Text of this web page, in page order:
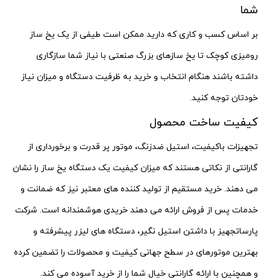
شما
بر اساس کسب و کاری که دارید ممکن است طیفی از یک یخ ساز
رومیزی کوچک تا یخ سازهای بزرگ صنعتی با نیاز شما سازگاری
داشته باشند هنگام انتخاب و خرید به ظرفیت دستگاه و میزان نیاز
خودتان توجه کنید.
کیفیت ساخت محصول
تجهیزات باکیفیت، استیل ضدزنگ، موتور پر قدرت و برخورداری از
گارانتی از نکاتی هستند که میزان کیفیت یک دستگاه یخ ساز را نشان
می دهند. خرید مستقیم از تولید کننده های معتبر نیز که ضمانت و
خدمات پس از فروش ارائه می دهند خریدی هوشمندانه است. شرکت
پارساتجهیز با داشتن استیل نگیر، دستگاه های لیزر پیشرفته و
بهترین موتورهای در سطح جهانی کیفیت و محصولات را تضمین کرده
و همچنین با ارائه گارانتی خیال شما را از خرید آسوده می کند.